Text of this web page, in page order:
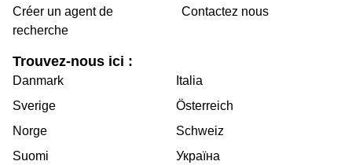
Créer un agent de
recherche
Contactez nous
Trouvez-nous ici :
Danmark
Sverige
Norge
Suomi
Italia
Österreich
Schweiz
Україна